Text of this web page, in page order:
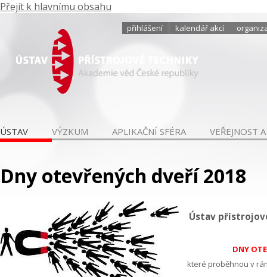
Přejít k hlavnímu obsahu
přihlášení kalendář akcí
ÚSTAV VÝZKUM APLIKAČNÍ SFÉRA VEŘEJNOST
Dny otevřených dveří 2018
Ústav
DNY
které proběhnou v